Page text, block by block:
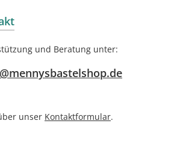
und Beratung unter:
unser Kontaktformular.